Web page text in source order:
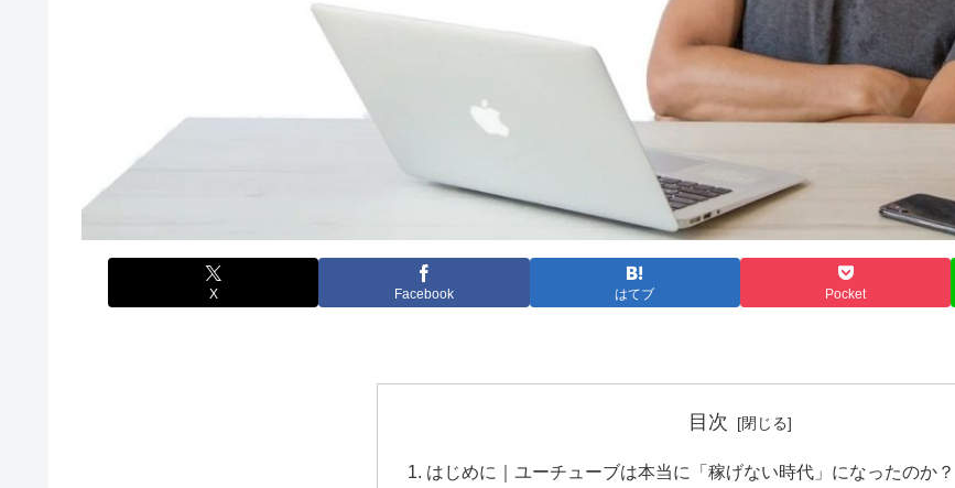
X Facebook はてブ Pocket
目次
はじめに｜ユーチューブは本当に「稼げない時代」になったのか？